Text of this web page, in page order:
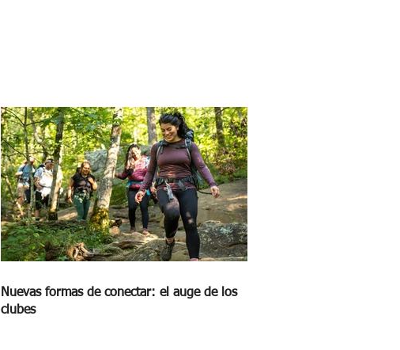
Nuevas formas de conectar: el auge de los
clubes